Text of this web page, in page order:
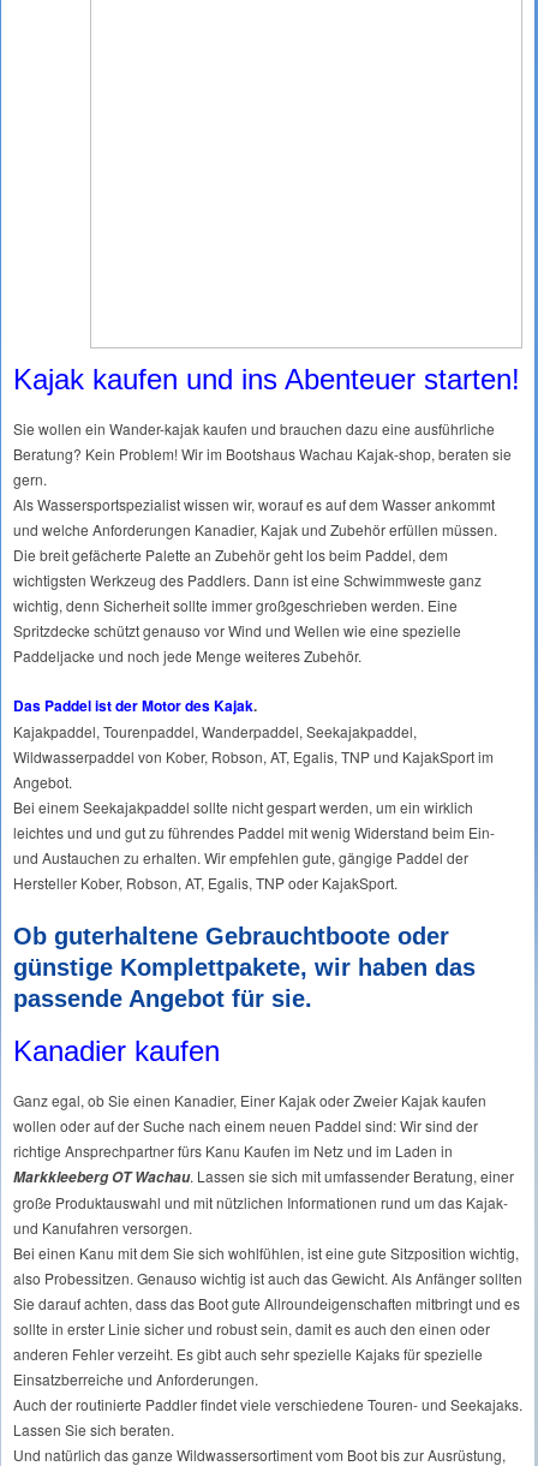
Kajak kaufen und ins Abenteuer starten!
Sie wollen ein Wander-kajak kaufen und brauchen dazu eine ausführliche
Beratung? Kein Problem! Wir im Bootshaus Wachau Kajak-shop, beraten sie
gern.
Als Wassersportspezialist wissen wir, worauf es auf dem Wasser ankommt
und welche Anforderungen Kanadier, Kajak und Zubehör erfüllen müssen.
Die breit gefächerte Palette an Zubehör geht los beim Paddel, dem
wichtigsten Werkzeug des Paddlers. Dann ist eine Schwimmweste ganz
wichtig, denn Sicherheit sollte immer großgeschrieben werden. Eine
Spritzdecke schützt genauso vor Wind und Wellen wie eine spezielle
Paddeljacke und noch jede Menge weiteres Zubehör.
Das Paddel ist der Motor des Kajak.
Kajakpaddel, Tourenpaddel, Wanderpaddel, Seekajakpaddel,
Wildwasserpaddel von Kober, Robson, AT, Egalis, TNP und KajakSport im
Angebot.
Bei einem Seekajakpaddel sollte nicht gespart werden, um ein wirklich
leichtes und und gut zu führendes Paddel mit wenig Widerstand beim Ein-
und Austauchen zu erhalten. Wir empfehlen gute, gängige Paddel der
Hersteller Kober, Robson, AT, Egalis, TNP oder KajakSport.
Ob guterhaltene Gebrauchtboote oder
günstige Komplettpakete, wir haben das
passende Angebot für sie.
Kanadier kaufen
Ganz egal, ob Sie einen Kanadier, Einer Kajak oder Zweier Kajak kaufen
wollen oder auf der Suche nach einem neuen Paddel sind: Wir sind der
richtige Ansprechpartner fürs Kanu Kaufen im Netz und im Laden in
Markkleeberg OT Wachau. Lassen sie sich mit umfassender Beratung, einer
große Produktauswahl und mit nützlichen Informationen rund um das Kajak-
und Kanufahren versorgen.
Bei einen Kanu mit dem Sie sich wohlfühlen, ist eine gute Sitzposition wichtig,
also Probessitzen. Genauso wichtig ist auch das Gewicht. Als Anfänger sollten
Sie darauf achten, dass das Boot gute Allroundeigenschaften mitbringt und es
sollte in erster Linie sicher und robust sein, damit es auch den einen oder
anderen Fehler verzeiht. Es gibt auch sehr spezielle Kajaks für spezielle
Einsatzberreiche und Anforderungen.
Auch der routinierte Paddler findet viele verschiedene Touren- und Seekajaks.
Lassen Sie sich beraten.
Und natürlich das ganze Wildwassersortiment vom Boot bis zur Ausrüstung,